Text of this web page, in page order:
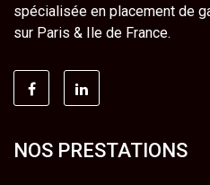
spécialisée en placement de
sur Paris & Ile de France.
NOS PRESTATIONS